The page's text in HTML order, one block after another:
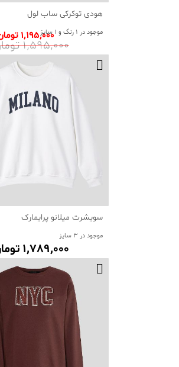
هودی توکرکی ساب لول
موجود در 1 رنگ و 1 سایز
1٬595٬000 تومان
1٬195٬000 تومان
سویشرت میلانو پرایمارک
موجود در 3 سایز
1٬789٬000 تومان